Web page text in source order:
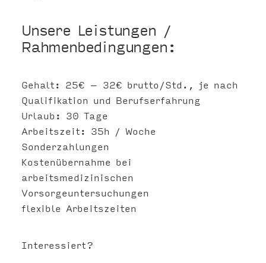
Unsere Leistungen /
Rahmenbedingungen:
Gehalt: 25€ – 32€ brutto/Std., je nach
Qualifikation und Berufserfahrung
Urlaub: 30 Tage
Arbeitszeit: 35h / Woche
Sonderzahlungen
Kostenübernahme bei
arbeitsmedizinischen
Vorsorgeuntersuchungen
flexible Arbeitszeiten
Interessiert?